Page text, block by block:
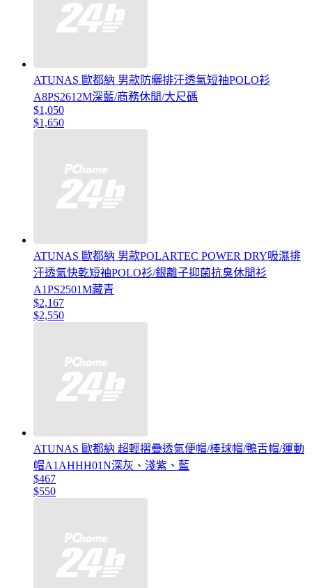
ATUNAS 歐都納 男款防曬排汗透氣短袖POLO衫
A8PS2612M深藍/商務休閒/大尺碼
$1,050
$1,650
ATUNAS 歐都納 男款POLARTEC POWER DRY吸濕排
汗透氣快乾短袖POLO衫/銀離子抑菌抗臭休閒衫
A1PS2501M藏青
$2,167
$2,550
ATUNAS 歐都納 超輕摺疊透氣便帽/棒球帽/鴨舌帽/運動
帽A1AHHH01N深灰、淺紫、藍
$467
$550